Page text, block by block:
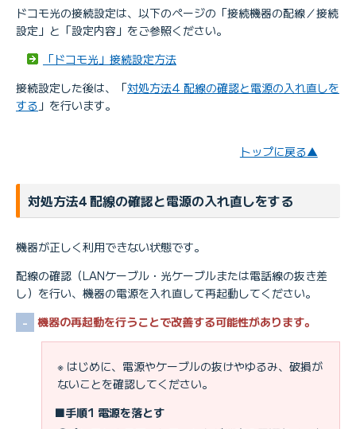
ドコモ光の接続設定は、以下のページの「接続機器の配線／接続
設定」と「設定内容」をご参照ください。
「ドコモ光」接続設定方法
接続設定した後は、「対処方法4 配線の確認と電源の入れ直しを
する 」を行います。
トップに戻る▲
対処方法4 配線の確認と電源の入れ直しをする
機器が正しく利用できない状態です。
配線の確認（LANケーブル・光ケーブルまたは電話線の抜き差
し）を行い、機器の電源を入れ直して再起動してください。
機器の再起動を行うことで改善する可能性があります。
※ はじめに、電源やケーブルの抜けやゆるみ、破損が
ないことを確認してください。
■手順1 電源を落とす